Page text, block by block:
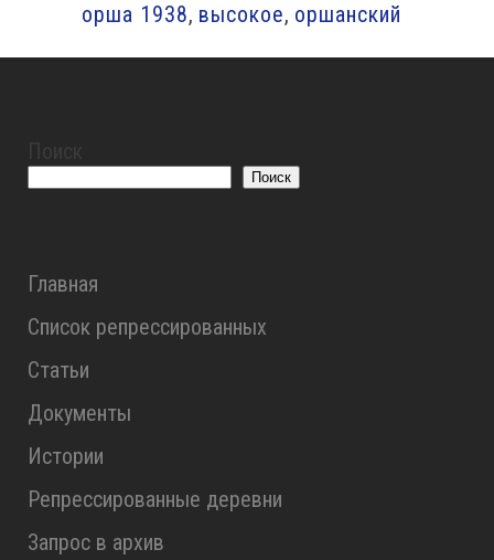
орша 1938, высокое, оршанский
Поиск
Главная
Список репрессированных
Статьи
Документы
Истории
Репрессированные деревни
Запрос в архив